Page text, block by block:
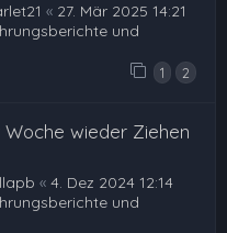
« 27. Mär 2025 14:21
und
1 2
wieder Ziehen
« 4. Dez 2024 12:14
und